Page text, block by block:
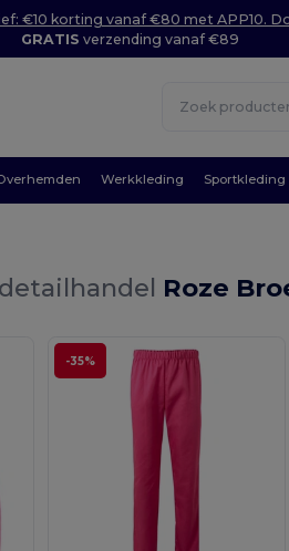
€10 korting vanaf €80 met APP10.
GRATIS verzending vanaf €89
Werkkleding Sportkleding
Roze
-35%